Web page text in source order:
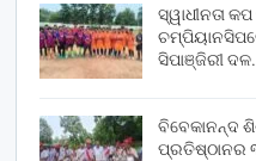
ସ୍ୱାଧୀନତା
ସିପାଞ୍ଜିରୀ
ବିବେକାନନ୍ଦ
ପ୍ରତିଷ୍ଠାନର